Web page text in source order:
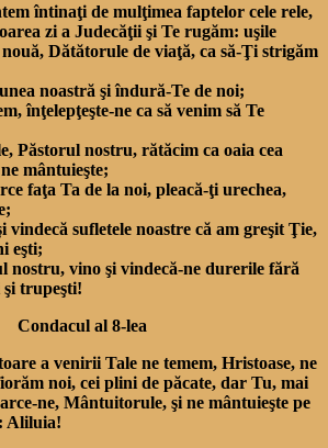
întinaţi de mulţimea faptelor cele rele,
zi a Judecăţii şi Te rugăm: uşile
Dătătorule de viaţă, ca să-Ţi strigăm
noastră şi îndură-Te de noi;
înţelepţeşte-ne ca să venim să Te
Păstorul nostru, rătăcim ca oaia cea
mântuieşte;
faţa Ta de la noi, pleacă-ţi urechea,
vindecă sufletele noastre că am greşit Ţie,
eşti;
nostru, vino şi vindecă-ne durerile fără
şi trupeşti!
Condacul al 8-lea
a venirii Tale ne temem, Hristoase, ne
noi, cei plini de păcate, dar Tu, mai
ne, Mântuitorule, şi ne mântuieşte pe
Aliluia!